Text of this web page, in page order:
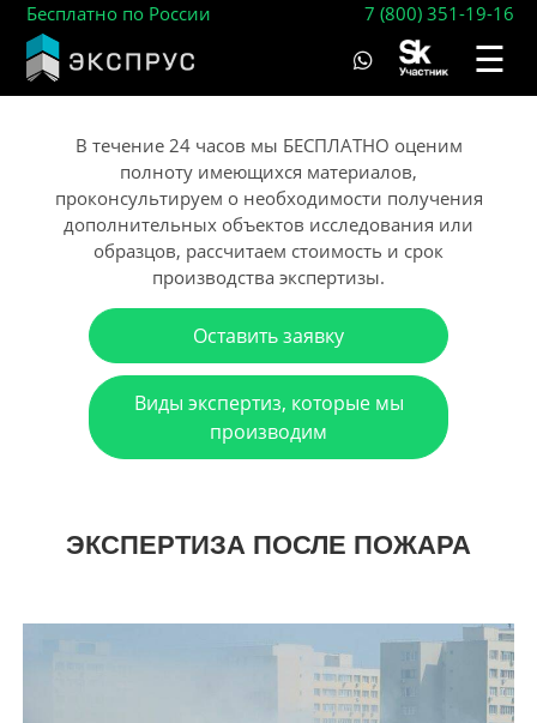
Бесплатно по России 7 (800) 351-19-16
☰
В течение 24 часов мы БЕСПЛАТНО оценим
полноту имеющихся материалов,
проконсультируем о необходимости получения
дополнительных объектов исследования или
образцов, рассчитаем стоимость и срок
производства экспертизы.
Оставить заявку
Виды экспертиз, которые мы
производим
ЭКСПЕРТИЗА ПОСЛЕ ПОЖАРА